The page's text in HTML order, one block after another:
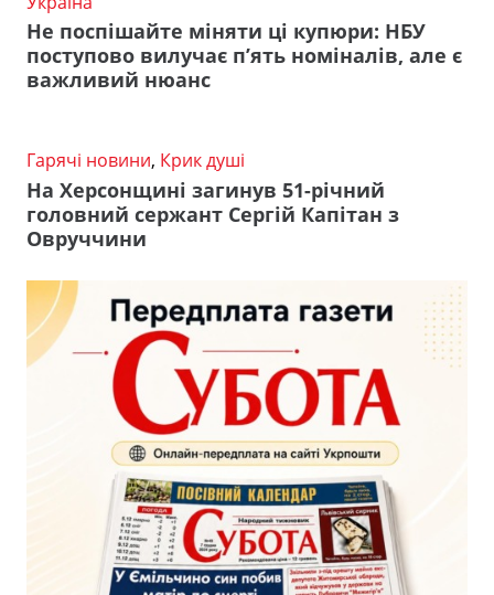
Не поспішайте міняти ці купюри: НБУ
поступово вилучає п’ять номіналів, але є
важливий нюанс
Гарячі новини, Крик душі
На Херсонщині загинув 51-річний
головний сержант Сергій Капітан з
Овруччини